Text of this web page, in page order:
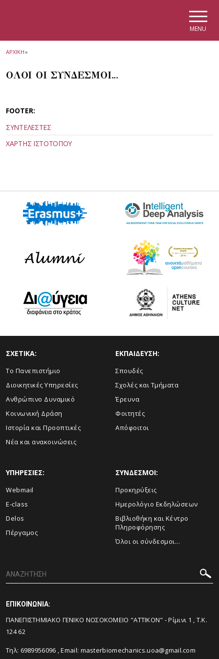
MENU
ΑΡΧΙΚΗ»
ΟΛΟΙ ΟΙ ΣΥΝΔΕΣΜΟΙ...
FOOTER:
ΣΥΝΤΕΛΕΣΤΕΣ
ΧΑΡΤΗΣ ΙΣΤΟΤΟΠΟΥ
ΣΧΕΤΙΚΑ:
Το Πανεπιστήμιο
Διοικητικές Υπηρεσίες
Ανθρώπινο Δυναμικό
Κοινωνική Δράση
Ιστορία και Προοπτικές
Νέα και ανακοινώσεις
ΕΚΠΑΙΔΕΥΣΗ:
Σπουδές
Σχολές και Τμήματα
Έρευνα
Φοιτητές
Απόφοιτοι
ΥΠΗΡΕΣΙΕΣ:
Webmail
E-class
Delos
Πέργαμος
ΣΥΝΔΕΣΜΟΙ:
Προκηρύξεις
Ημερολόγιο Εκδηλώσεων
Βιβλιοθήκη και Κέντρο
Πληροφόρησης
Όλοι οι σύνδεσμοι...
ΕΠΙΚΟΙΝΩΝΙΑ:
ΠΑΝΕΠΙΣΤΗΜΙΑΚΟ ΓΕΝΙΚΟ ΝΟΣΟΚΟΜΕΙΟ "ΑΤΤΙΚΟΝ" - Ρίμινι 1 , Τ.Κ.
124 62
Τηλ: 6989956096 , Email: masterbiomechanics.uoa@gmail.com